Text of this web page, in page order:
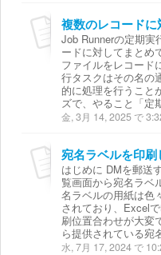
Job Runnerの定期実
ードに対してまとめ
ファイルをレコード
行タスクはその名の
的に処理を行うこと
ズで、やること「定
金, 3月 14, 2025 で
宛名ラベルを印刷
はじめに DMを郵送
覧画面から宛名ラベ
名ラベルの用紙は色
されており、Excel
刷位置合わせが大変
ら提供されている宛
水, 7月 17, 2024 で